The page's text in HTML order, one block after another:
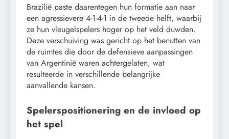
Brazilië paste daarentegen hun formatie aan naar
een agressievere 4-1-4-1 in de tweede helft, waarbij
ze hun vleugelspelers hoger op het veld duwden.
Deze verschuiving was gericht op het benutten van
de ruimtes die door de defensieve aanpassingen
van Argentinië waren achtergelaten, wat
resulteerde in verschillende belangrijke
aanvallende kansen.
Spelerspositionering en de invloed op
het spel